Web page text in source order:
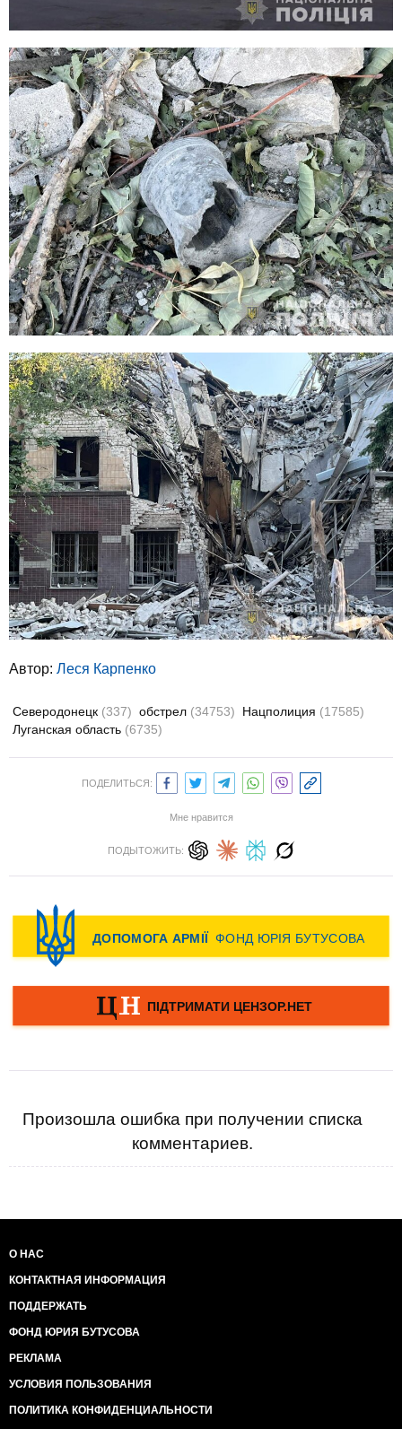
Автор: Леся Карпенко
Северодонецк (337) обстрел (34753) Нацполиция (17585)
Луганская область (6735)
ПОДЕЛИТЬСЯ:
Мне нравится
ПОДЫТОЖИТЬ:
Произошла ошибка при получении списка
комментариев.
О НАС
КОНТАКТНАЯ ИНФОРМАЦИЯ
ПОДДЕРЖАТЬ
ФОНД ЮРИЯ БУТУСОВА
РЕКЛАМА
УСЛОВИЯ ПОЛЬЗОВАНИЯ
ПОЛИТИКА КОНФИДЕНЦИАЛЬНОСТИ